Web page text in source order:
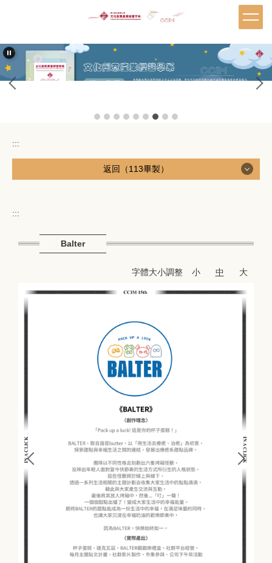
要
內
容
區
:::
返回（113畢製）
:::
Balter
字體大小調整 小 中 大